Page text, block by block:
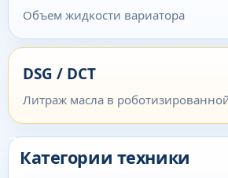
Объем жидкости вариатора
DSG / DCT
Литраж масла в
Категории техники